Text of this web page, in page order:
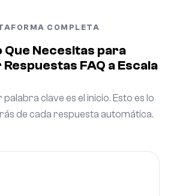
COMPLETA
Que Necesitas para
FAQ a Escala
clave es el inicio. Esto es lo
de cada respuesta automática.